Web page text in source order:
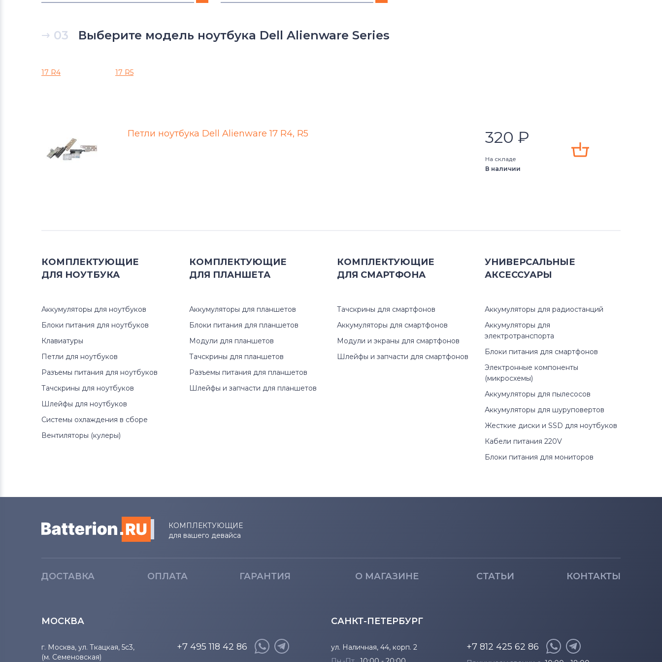
Петли для ноутбуков
Петли для ноутбуковGateway
Петли для ноутбуков
Петли для ноутбуковSony Vaio
Петли для ноутбуковAcer
Петли для ноутбуков
Петли для ноутбуков
Alienware M Series
Latitude
Studio
Vostro
XPS
03 Выберите модель ноутбука Dell Alienware Series
17 R4 17 R5
Петли ноутбука Dell Alienware 17 R4, R5 320 ₽
На складе
В наличии
КОМПЛЕКТУЮЩИЕ
ДЛЯ НОУТБУКА
Аккумуляторы для ноутбуков
Блоки питания для ноутбуков
Клавиатуры
Петли для ноутбуков
Разъемы питания для ноутбуков
Тачскрины для ноутбуков
Шлейфы для ноутбуков
Системы охлаждения в сборе
Вентиляторы (кулеры)
КОМПЛЕКТУЮЩИЕ
ДЛЯ ПЛАНШЕТА
Аккумуляторы для планшетов
Блоки питания для планшетов
Модули для планшетов
Тачскрины для планшетов
Разъемы питания для планшетов
Шлейфы и запчасти для планшетов
КОМПЛЕКТУЮЩИЕ
ДЛЯ СМАРТФОНА
Тачскрины для смартфонов
Аккумуляторы для смартфонов
Модули и экраны для смартфонов
Шлейфы и запчасти для смартфонов
УНИВЕРСАЛЬНЫЕ
АКСЕССУАРЫ
Аккумуляторы для радиостанций
Аккумуляторы для
электротранспорта
Блоки питания для смартфонов
Электронные компоненты
(микросхемы)
Аккумуляторы для пылесосов
Аккумуляторы для шуруповертов
Жесткие диски и SSD для ноутбуков
Кабели питания 220V
Блоки питания для мониторов
КОМПЛЕКТУЮЩИЕ
для вашего девайса
ДОСТАВКА ОПЛАТА ГАРАНТИЯ О МАГАЗИНЕ СТАТЬИ КОНТАКТЫ
МОСКВА
г. Москва, ул. Ткацкая, 5с3,
(м. Семеновская)
+7 495 118 42 86
САНКТ-ПЕТЕРБУРГ
ул. Наличная, 44, корп. 2
+7 812 425 62 86